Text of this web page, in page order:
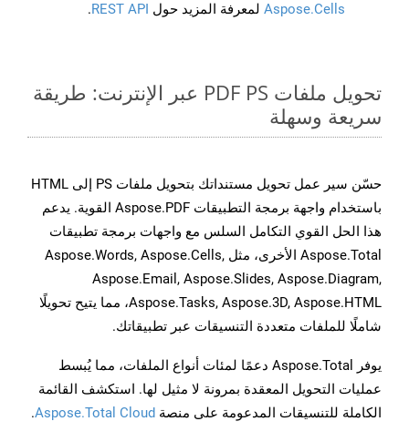
Aspose.Cells لمعرفة المزيد حول REST API
.
تحويل ملفات PDF PS عبر الإنترنت: طريقة
سريعة وسهلة
حسّن سير عمل تحويل مستنداتك بتحويل ملفات PS إلى HTML
باستخدام واجهة برمجة التطبيقات Aspose.PDF القوية. يدعم
هذا الحل القوي التكامل السلس مع واجهات برمجة تطبيقات
Aspose.Total الأخرى، مثل Aspose.Words, Aspose.Cells,
Aspose.Email, Aspose.Slides, Aspose.Diagram,
Aspose.Tasks, Aspose.3D, Aspose.HTML، مما يتيح تحويلًا
شاملًا للملفات متعددة التنسيقات عبر تطبيقاتك.
يوفر Aspose.Total دعمًا لمئات أنواع الملفات، مما يُبسط
عمليات التحويل المعقدة بمرونة لا مثيل لها. استكشف القائمة
الكاملة للتنسيقات المدعومة على منصة Aspose.Total Cloud
.